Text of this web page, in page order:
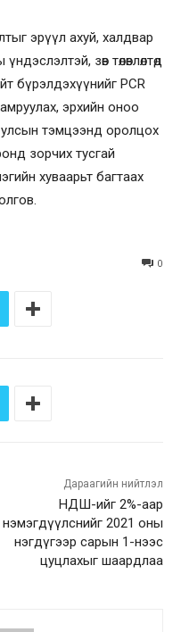
эрүүл ахуй, халдвар
зөв төлөвлөлтөд
бүрэлдэхүүнийг PCR
эрхийн оноо
улсын тэмцээнд оролцох
зорчих тусгай
хуваарьт багтаах
0
Дараагийн нийтлэл
НДШ-ийг 2%-аар
нэмэгдүүлснийг 2021 оны
нэгдүгээр сарын 1-нээс
цуцлахыг шаардлаа